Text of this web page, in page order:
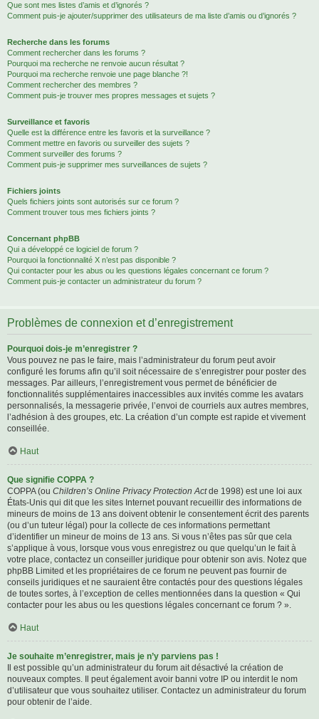
Que sont mes listes d’amis et d’ignorés ?
Comment puis-je ajouter/supprimer des utilisateurs de ma liste d’amis ou d’ignorés ?
Recherche dans les forums
Comment rechercher dans les forums ?
Pourquoi ma recherche ne renvoie aucun résultat ?
Pourquoi ma recherche renvoie une page blanche ?!
Comment rechercher des membres ?
Comment puis-je trouver mes propres messages et sujets ?
Surveillance et favoris
Quelle est la différence entre les favoris et la surveillance ?
Comment mettre en favoris ou surveiller des sujets ?
Comment surveiller des forums ?
Comment puis-je supprimer mes surveillances de sujets ?
Fichiers joints
Quels fichiers joints sont autorisés sur ce forum ?
Comment trouver tous mes fichiers joints ?
Concernant phpBB
Qui a développé ce logiciel de forum ?
Pourquoi la fonctionnalité X n’est pas disponible ?
Qui contacter pour les abus ou les questions légales concernant ce forum ?
Comment puis-je contacter un administrateur du forum ?
Problèmes de connexion et d’enregistrement
Pourquoi dois-je m’enregistrer ?
Vous pouvez ne pas le faire, mais l’administrateur du forum peut avoir
configuré les forums afin qu’il soit nécessaire de s’enregistrer pour poster des
messages. Par ailleurs, l’enregistrement vous permet de bénéficier de
fonctionnalités supplémentaires inaccessibles aux invités comme les avatars
personnalisés, la messagerie privée, l’envoi de courriels aux autres membres,
l’adhésion à des groupes, etc. La création d’un compte est rapide et vivement
conseillée.
Haut
Que signifie COPPA ?
COPPA (ou Children’s Online Privacy Protection Actde 1998) est une loi aux
États-Unis qui dit que les sites Internet pouvant recueillir des informations de
mineurs de moins de 13 ans doivent obtenir le consentement écrit des parents
(ou d’un tuteur légal) pour la collecte de ces informations permettant
d’identifier un mineur de moins de 13 ans. Si vous n’êtes pas sûr que cela
s’applique à vous, lorsque vous vous enregistrez ou que quelqu’un le fait à
votre place, contactez un conseiller juridique pour obtenir son avis. Notez que
phpBB Limited et les propriétaires de ce forum ne peuvent pas fournir de
conseils juridiques et ne sauraient être contactés pour des questions légales
de toutes sortes, à l’exception de celles mentionnées dans la question « Qui
contacter pour les abus ou les questions légales concernant ce forum ? ».
Haut
Je souhaite m’enregistrer, mais je n’y parviens pas !
Il est possible qu’un administrateur du forum ait désactivé la création de
nouveaux comptes. Il peut également avoir banni votre IP ou interdit le nom
d’utilisateur que vous souhaitez utiliser. Contactez un administrateur du forum
pour obtenir de l’aide.